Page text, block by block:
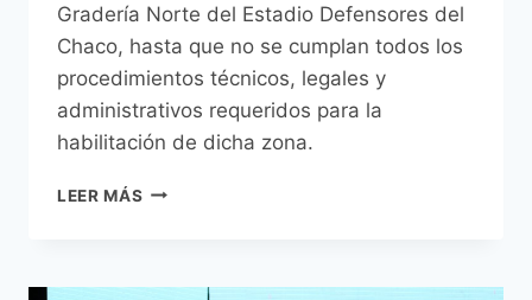
Gradería Norte del Estadio Defensores del
Chaco, hasta que no se cumplan todos los
procedimientos técnicos, legales y
administrativos requeridos para la
habilitación de dicha zona.
LEER MÁS MUNICIPALIDAD
TEMPORAL